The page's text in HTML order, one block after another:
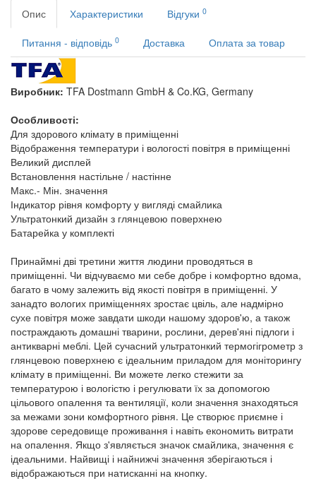
Опис
Характеристики Відгуки 0
Питання - відповідь 0 Доставка Оплата за товар
Виробник: TFA Dostmann GmbH & Co.KG, Germany
Особливості:
Для здорового клімату в приміщенні
Відображення температури і вологості повітря в приміщенні
Великий дисплей
Встановлення настільне / настінне
Макс.- Мін. значення
Індикатор рівня комфорту у вигляді смайлика
Ультратонкий дизайн з глянцевою поверхнею
Батарейка у комплекті
Принаймні дві третини життя людини проводяться в
приміщенні. Чи відчуваємо ми себе добре і комфортно вдома,
багато в чому залежить від якості повітря в приміщенні. У
занадто вологих приміщеннях зростає цвіль, але надмірно
сухе повітря може завдати шкоди нашому здоров'ю, а також
постраждають домашні тварини, рослини, дерев'яні підлоги і
антикварні меблі. Цей сучасний ультратонкий термогігрометр з
глянцевою поверхнею є ідеальним приладом для моніторингу
клімату в приміщенні. Ви можете легко стежити за
температурою і вологістю і регулювати їх за допомогою
цільового опалення та вентиляції, коли значення знаходяться
за межами зони комфортного рівня. Це створює приємне і
здорове середовище проживання і навіть економить витрати
на опалення. Якщо з'являється значок смайлика, значення є
ідеальними. Найвищі і найнижчі значення зберігаються і
відображаються при натисканні на кнопку.